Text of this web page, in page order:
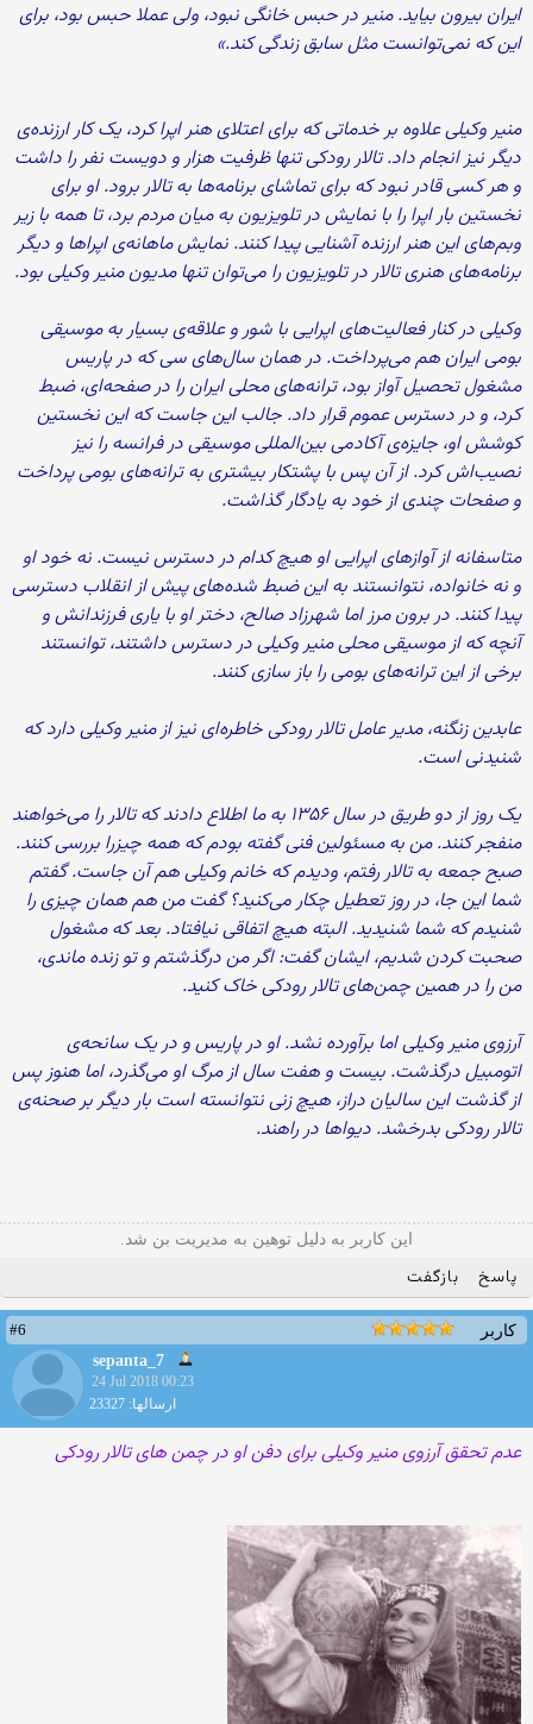
ایران بیرون بیاید. منیر در حبس خانگی نبود، ولی عملا حبس بود، برای
این که نمی‌توانست مثل سابق زندگی کند.»
منیر وکیلی علاوه بر خدماتی که برای اعتلای هنر اپرا کرد، یک کار ارزنده‌ی
دیگر نیز انجام داد. تالار رودکی تنها ظرفیت هزار و دویست نفر را داشت
و هر کسی قادر نبود که برای تماشای برنامه‌ها به تالار برود. او برای
نخستین بار اپرا را با نمایش در تلویزیون به میان مردم برد، تا همه با زیر
وبم‌های این هنر ارزنده آشنایی پیدا کنند. نمایش ماهانه‌ی اپراها و دیگر
برنامه‌های هنری تالار در تلویزیون را می‌توان تنها مدیون منیر وکیلی بود.
وکیلی در کنار فعالیت‌های اپرایی‌ با شور و علاقه‌ی بسیار به موسیقی
بومی ایران هم می‌پرداخت. در همان سال‌های سی که در پاریس
مشغول تحصیل آواز بود، ترانه‌های محلی ایران را در صفحه‌ای، ضبط
کرد، و در دسترس عموم قرار داد. جالب این جاست که این نخستین
کوشش او، جایزه‌ی آکادمی بین‌المللی موسیقی در فرانسه را نیز
نصیب‌اش کرد. از آن پس با پشتکار بیشتری به ترانه‌های بومی پرداخت
و صفحات چندی از خود به یادگار گذاشت.
متاسفانه از آوازهای اپرایی او هیچ کدام در دسترس نیست. نه خود او
و نه خانواده، نتوانستند به این ضبط شده‌های پیش از انقلاب دسترسی
پیدا کنند. در برون مرز اما شهرزاد صالح، دختر او با یاری فرزندانش و
آنچه که از موسیقی محلی منیر وکیلی در دسترس داشتند، توانستند
برخی از این ترانه‌های بومی را باز سازی کنند.
عابدین زنگنه، مدیر عامل تالار رودکی خاطره‌ای نیز از منیر وکیلی دارد که
شنیدنی است.
یک روز از دو طریق در سال ۱۳۵۶ به ما اطلاع دادند که تالار را می‌خواهند
منفجر کنند. من به مسئولین فنی گفته بودم که همه چیزرا بررسی کنند.
صبح جمعه به تالار رفتم، ودیدم که خانم وکیلی هم آن جاست. گفتم
شما این جا، در روز تعطیل چکار می‌کنید؟ گفت من هم همان چیزی را
شنیدم که شما شنیدید. البته هیچ اتفاقی نیافتاد. بعد که مشغول
صحبت کردن شدیم، ایشان گفت: اگر من درگذشتم و تو زنده ماندی،
من را در همین چمن‌های تالار رودکی خاک کنید.
آرزوی منیر وکیلی اما برآورده نشد. او در پاریس و در یک سانحه‌ی
اتومبیل درگذشت. بیست و هفت سال از مرگ او می‌گذرد، اما هنوز پس
از گذشت این سالیان دراز، هیچ زنی نتوانسته است بار دیگر بر صحنه‌ی
تالار رودکی بدرخشد. دیواها در راهند.
این کاربر به دلیل توهین به مدیریت بن شد.
پاسخ بازگفت
کاربر
#6
sepanta_7
24 Jul 2018 00:23
ارسالها: 23327
عدم تحقق آرزوی منیر وکیلی برای دفن او در چمن های تالار رودکی